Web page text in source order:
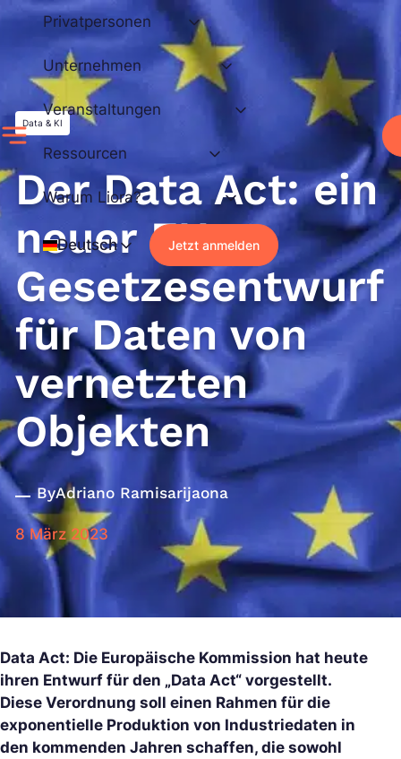
Zum
springen
Privatpersonen
Unternehmen
Veranstaltungen
Ressourcen
Warum Liora?
Deutsch Jetzt anmelden
Data & KI
Der Data Act: ein
neuer EU-
Gesetzesentwurf
für Daten von
vernetzten
Objekten
ByAdriano Ramisarijaona
8 März 2023
Data Act: Die Europäische Kommission hat heute
ihren Entwurf für den „Data Act“ vorgestellt.
Diese Verordnung soll einen Rahmen für die
exponentielle Produktion von Industriedaten in
den kommenden Jahren schaffen, die sowohl